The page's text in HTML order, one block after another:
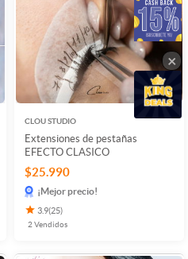
CLOU STUDIO
Extensiones de pestañas
EFECTO CLASICO
$25.990
¡Mejor precio!
3.9(25)
2 Vendidos
×